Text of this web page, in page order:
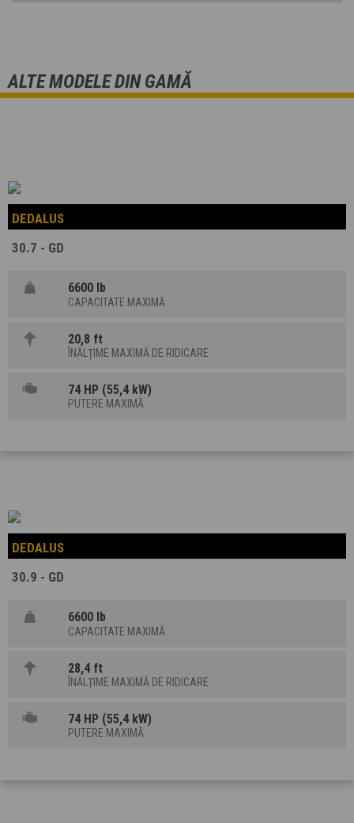
ALTE MODELE DIN GAMĂ
DEDALUS
30.7 - GD
6600 lb
CAPACITATE MAXIMĂ
20,8 ft
ÎNĂLȚIME MAXIMĂ DE RIDICARE
74 HP (55,4 kW)
PUTERE MAXIMĂ
DEDALUS
30.9 - GD
6600 lb
CAPACITATE MAXIMĂ
28,4 ft
ÎNĂLȚIME MAXIMĂ DE RIDICARE
74 HP (55,4 kW)
PUTERE MAXIMĂ